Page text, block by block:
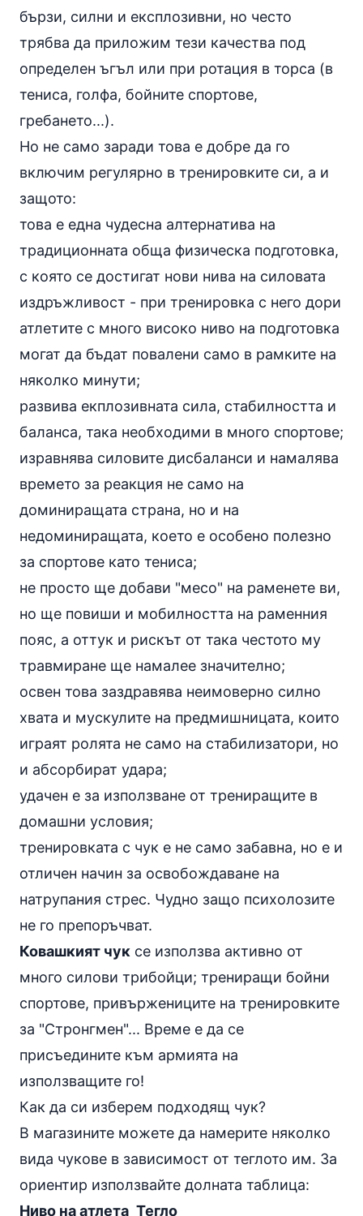
бързи, силни и експлозивни, но често
трябва да приложим тези качества под
определен ъгъл или при ротация в торса (в
тениса, голфа, бойните спортове,
гребането...).
Но не само заради това е добре да го
включим регулярно в тренировките си, а и
защото:
това е една чудесна алтернатива на
традиционната обща физическа подготовка,
с която се достигат нови нива на силовата
издръжливост - при тренировка с него дори
атлетите с много високо ниво на подготовка
могат да бъдат повалени само в рамките на
няколко минути;
развива екплозивната сила, стабилността и
баланса, така необходими в много спортове;
изравнява силовите дисбаланси и намалява
времето за реакция не само на
доминиращата страна, но и на
недоминиращата, което е особено полезно
за спортове като тениса;
не просто ще добави "месо" на раменете ви,
но ще повиши и мобилността на раменния
пояс, а оттук и рискът от така честото му
травмиране ще намалее значително;
освен това заздравява неимоверно силно
хвата и мускулите на предмишницата, които
играят ролята не само на стабилизатори, но
и абсорбират удара;
удачен е за използване от трениращите в
домашни условия;
тренировката с чук е не само забавна, но е и
отличен начин за освобождаване на
натрупания стрес. Чудно защо психолозите
не го препоръчват.
Ковашкият чук се използва активно от
много силови трибойци; трениращи бойни
спортове, привържениците на тренировките
за "Стронгмен"... Време е да се
присъедините към армията на
използващите го!
Как да си изберем подходящ чук?
В магазините можете да намерите няколко
вида чукове в зависимост от теглото им. За
ориентир използвайте долната таблица:
Ниво на атлета Тегло